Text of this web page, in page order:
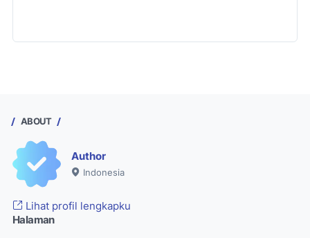
ABOUT
Author
Indonesia
Lihat profil lengkapku
Halaman